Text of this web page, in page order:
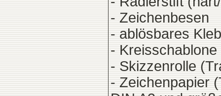
- Zeichenbesen
- ablösbares
- Kreisschablone
- Skizzenrolle
- Zeichenpapier